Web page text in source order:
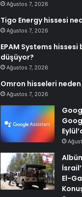
Ağustos 7, 2026
Tigo Energy hissesi
Ağustos 7, 2026
EPAM Systems
düşüyor?
Ağustos 7, 2026
Omron hisseleri
Ağustos 7, 2026
El-